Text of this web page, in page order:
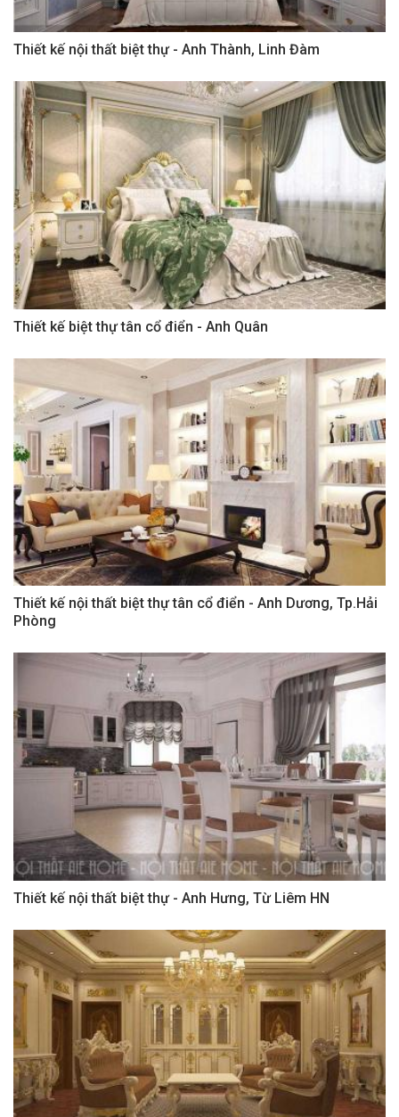
Thiết kế nội thất biệt thự - Anh Thành, Linh Đàm
Thiết kế biệt thự tân cổ điển - Anh Quân
Thiết kế nội thất biệt thự tân cổ điển - Anh Dương, Tp.Hải
Phòng
Thiết kế nội thất biệt thự - Anh Hưng, Từ Liêm HN